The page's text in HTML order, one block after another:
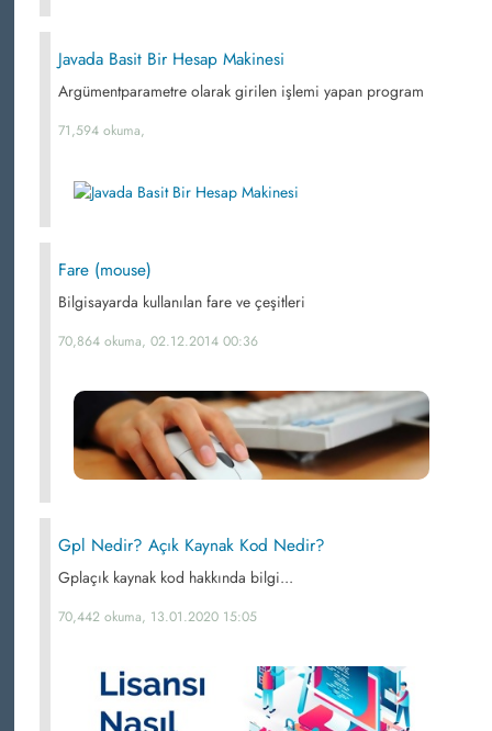
Javada Basit Bir Hesap Makinesi
Argümentparametre olarak girilen işlemi yapan program
71,594 okuma,
Fare (mouse)
Bilgisayarda kullanılan fare ve çeşitleri
70,864 okuma, 02.12.2014 00:36
Gpl Nedir? Açık Kaynak Kod Nedir?
Gplaçık kaynak kod hakkında bilgi...
70,442 okuma, 13.01.2020 15:05